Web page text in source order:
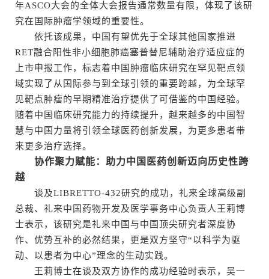
年ASCO大会的全体大会报告通常数量有限，体现了该研
究在国际肿瘤学领域的重要性。
依托该成果，中国有望优先于全球其他国家推进
RET融合阳性非小细胞肺癌塞普替尼辅助治疗适应症的
上市申报工作，标志着中国肿瘤临床研究在罕见靶点领
域实现了从国际参与到全球引领的重要跨越，为全球罕
见靶点肿瘤的早期精准治疗提供了可借鉴的中国经验。
随着中国临床研究能力的持续提升，越来越多的中国智
慧与中国力量将引领全球医药创新发展，为更多患者带
来更多治疗选择。
协作聚力赋能：助力中国医药创新迈向历史性跨
越
谈及LIBRETTO-432研究的成功，礼来全球高级副
总裁、礼来中国药物开发及医学事务中心负责人王莉博
士表示，该研究是礼来中国与中国顶尖研究者深度协
作、优势互补的必然结果，更是双方坚守“以科学为驱
动、以患者为中心”理念的生动实践。
王莉博士在谈及双方协作的成功经验时表示，吴一